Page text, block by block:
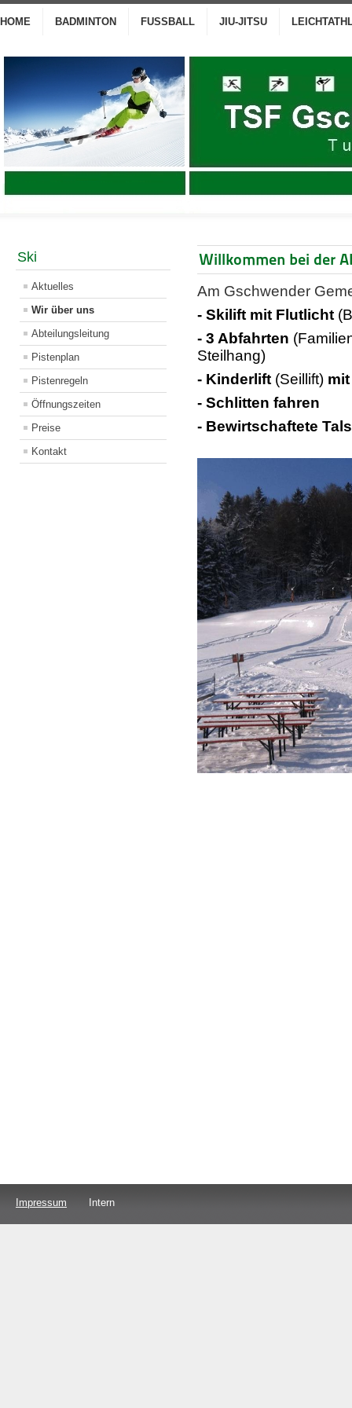
HOME BADMINTON FUSSBALL JIU-JITSU
Ski
Aktuelles
Wir über uns
Abteilungsleitung
Pistenplan
Pistenregeln
Öffnungszeiten
Preise
Kontakt
Willkommen bei der
Am Gschwender
- Skilift mit Flutlicht
- 3 Abfahrten
Steilhang)
- Kinderlift (Seillift)
- Schlitten fahren
- Bewirtschaftete
Impressum Intern